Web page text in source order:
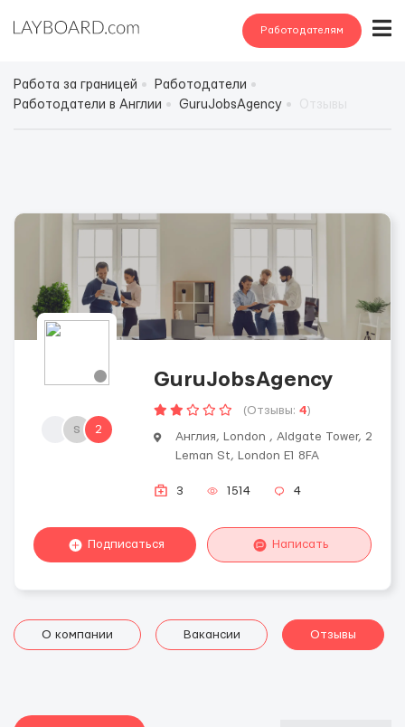
Работодателям
Работа за границей
Работодатели
Работодатели в Англии
GuruJobsAgency
s 2
GuruJobsAgency
(Отзывы: 4)
Англия, London , Aldgate Tower, 2
Leman St, London E1 8FA
3 1514 4
Подписаться Написать
О компании Вакансии Отзывы